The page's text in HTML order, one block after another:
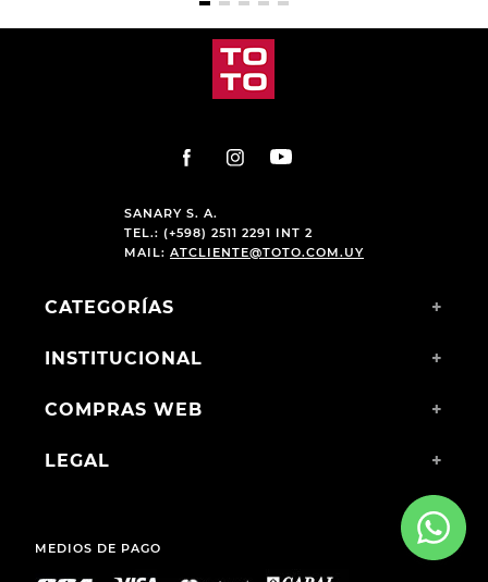
SANARY S. A.
TEL.: (+598) 2511 2291 INT 2
MAIL: ATCLIENTE@TOTO.COM.UY
CATEGORÍAS +
INSTITUCIONAL +
COMPRAS WEB +
LEGAL +
MEDIOS DE PAGO